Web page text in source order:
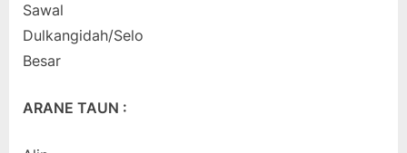
Sawal
Dulkangidah/Selo
Besar
ARANE TAUN :